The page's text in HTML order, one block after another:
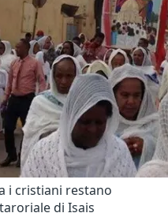
i cristiani restano
di Isais